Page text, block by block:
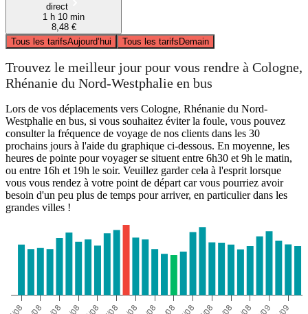
direct
1 h 10 min
8,48 €
Tous les tarifsAujourd’hui Tous les tarifsDemain
Trouvez le meilleur jour pour vous rendre à Cologne,
Rhénanie du Nord-Westphalie en bus
Lors de vos déplacements vers Cologne, Rhénanie du Nord-
Westphalie en bus, si vous souhaitez éviter la foule, vous pouvez
consulter la fréquence de voyage de nos clients dans les 30
prochains jours à l'aide du graphique ci-dessous. En moyenne, les
heures de pointe pour voyager se situent entre 6h30 et 9h le matin,
ou entre 16h et 19h le soir. Veuillez garder cela à l'esprit lorsque
vous vous rendez à votre point de départ car vous pourriez avoir
besoin d'un peu plus de temps pour arriver, en particulier dans les
grandes villes !